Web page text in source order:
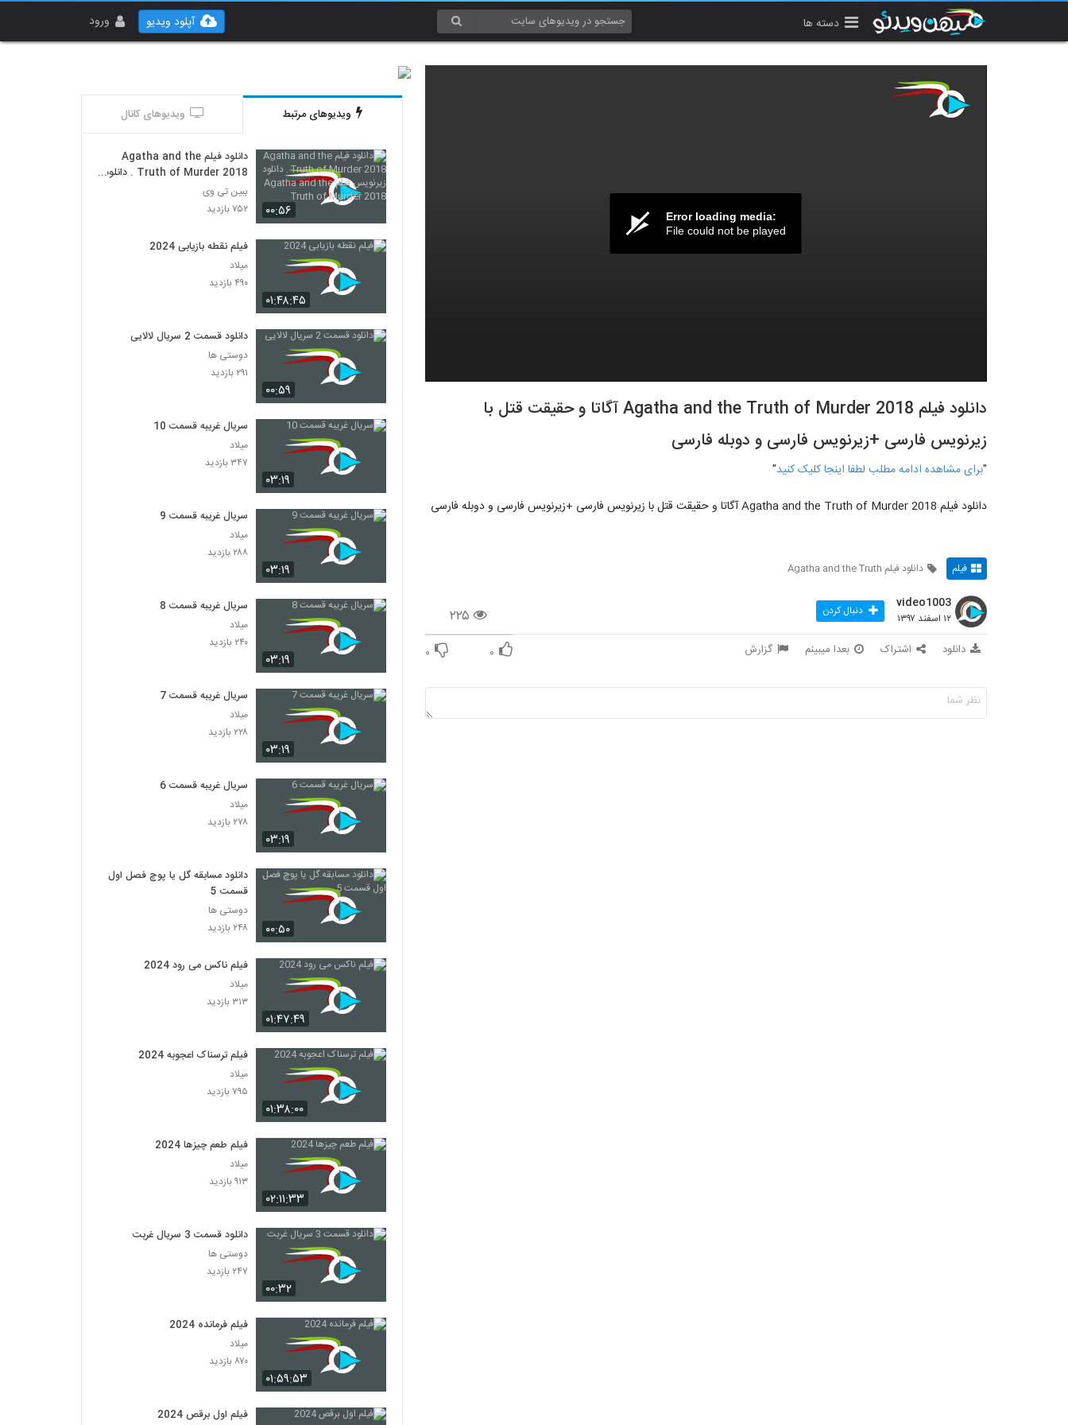
دسته ها ورود آپلود ویدیو
Error loading media:
File could not be played
دانلود فیلم Agatha and the Truth of Murder 2018 آگاتا و حقیقت قتل با
زیرنویس فارسی +زیرنویس فارسی و دوبله فارسی
"برای مشاهده ادامه مطلب لطفا اینجا کلیک کنید"
دانلود فیلم Agatha and the Truth of Murder 2018 آگاتا و حقیقت قتل با زیرنویس فارسی +زیرنویس فارسی و دوبله فارسی
فیلم دانلود فیلم Agatha and the Truth
۲۲۵
video1003
۱۲ اسفند ۱۳۹۷ دنبال کردن
دانلود اشتراک بعدا میبینم گزارش ۰ ۰
ویدیوهای مرتبط ویدیوهای کانال
۰۰:۵۶
دانلود فیلم Agatha and the
Truth of Murder 2018 . دانلود
Truth of Murder 2018
ببین تی وی
۷۵۲ بازدید
۰۱:۴۸:۴۵
فیلم نقطه بازیابی 2024
میلاد
۴۹۰ بازدید
۰۰:۵۹
دانلود قسمت 2 سریال لالایی
دوستی ها
۲۹۱ بازدید
۰۳:۱۹
سریال غریبه قسمت 10
میلاد
۳۴۷ بازدید
۰۳:۱۹
سریال غریبه قسمت 9
میلاد
۲۸۸ بازدید
۰۳:۱۹
سریال غریبه قسمت 8
میلاد
۲۴۰ بازدید
۰۳:۱۹
سریال غریبه قسمت 7
میلاد
۲۲۸ بازدید
۰۳:۱۹
سریال غریبه قسمت 6
میلاد
۲۷۸ بازدید
۰۰:۵۰
دانلود مسابقه گل یا پوچ فصل اول
قسمت 5
دوستی ها
۲۴۸ بازدید
۰۱:۴۷:۴۹
فیلم ناکس می رود 2024
میلاد
۳۱۳ بازدید
۰۱:۳۸:۰۰
فیلم ترسناک اعجوبه 2024
میلاد
۷۹۵ بازدید
۰۲:۱۱:۳۳
فیلم طعم چیزها 2024
میلاد
۹۱۳ بازدید
۰۰:۳۲
دانلود قسمت 3 سریال غربت
دوستی ها
۲۴۷ بازدید
۰۱:۵۹:۵۳
فیلم فرمانده 2024
میلاد
۸۷۰ بازدید
فیلم اول برقص 2024